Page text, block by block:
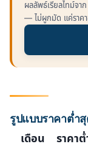
ผลลัพธ์เรียลไทม์จา
— ไม่ผูกมัด แค่ราค
รูปแบบราคาต่ำสุ
เดือน
ราคา